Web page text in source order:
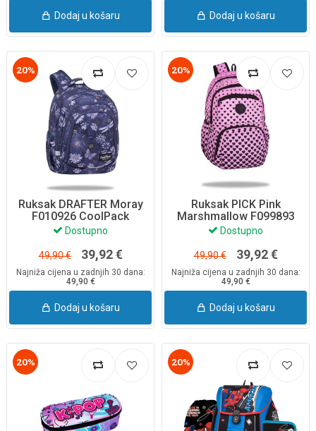
Dodaj u košaru Dodaj u košaru
20%
Ruksak DRAFTER Moray
F010926 CoolPack
Dostupno
49,90 € 39,92 €
Najniža cijena u zadnjih 30 dana:
49,90 €
Dodaj u košaru
20%
Ruksak PICK Pink
Marshmallow F099893
CoolPack
Dostupno
49,90 € 39,92 €
Najniža cijena u zadnjih 30 dana:
49,90 €
Dodaj u košaru
20% 20%